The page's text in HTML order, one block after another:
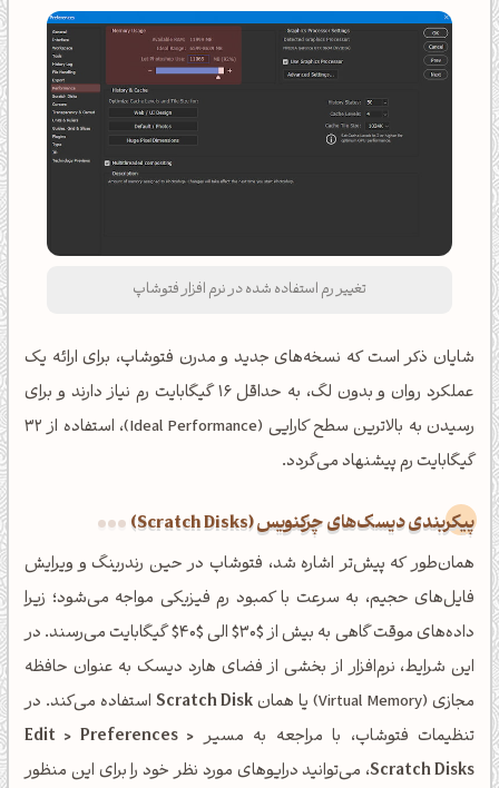
تغییر رم استفاده شده در نرم افزار فتوشاپ
شایان ذکر است که نسخه‌های جدید و مدرن فتوشاپ، برای ارائه یک
عملکرد روان و بدون لگ، به حداقل 16 گیگابایت رم نیاز دارند و برای
رسیدن به بالاترین سطح کارایی (Ideal Performance)، استفاده از 32
گیگابایت رم پیشنهاد می‌گردد.
پیکربندی دیسک‌های چرکنویس (Scratch Disks)
همان‌طور که پیش‌تر اشاره شد، فتوشاپ در حین رندرینگ و ویرایش
فایل‌های حجیم، به سرعت با کمبود رم فیزیکی مواجه می‌شود؛ زیرا
داده‌های موقت گاهی به بیش از $30$ الی $40$ گیگابایت می‌رسند. در
این شرایط، نرم‌افزار از بخشی از فضای هارد دیسک به عنوان حافظه
مجازی (Virtual Memory) یا همان
Scratch Disk استفاده می‌کند. در
تنظیمات فتوشاپ، با مراجعه به مسیر Edit > Preferences >
Scratch Disks، می‌توانید درایوهای مورد نظر خود را برای این منظور